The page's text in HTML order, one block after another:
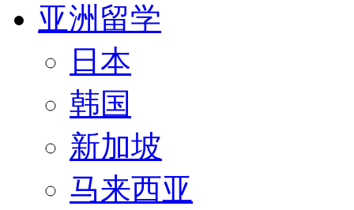
亚洲留学
日本
韩国
新加坡
马来西亚